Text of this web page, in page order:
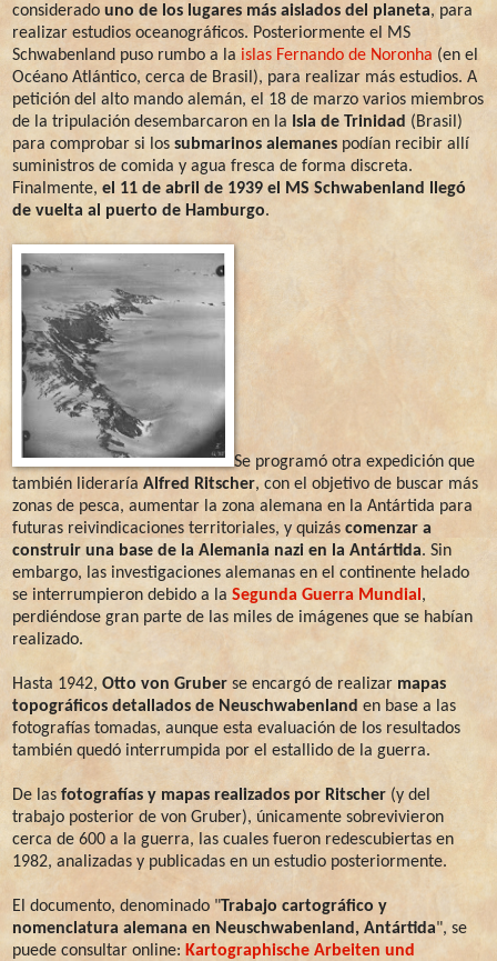
considerado uno de los lugares más aislados del planeta, para
realizar estudios oceanográficos. Posteriormente el MS
Schwabenland puso rumbo a la islas Fernando de Noronha (en el
Océano Atlántico, cerca de Brasil), para realizar más estudios. A
petición del alto mando alemán, el 18 de marzo varios miembros
de la tripulación desembarcaron en la Isla de Trinidad (Brasil)
para comprobar si los submarinos alemanes podían recibir allí
suministros de comida y agua fresca de forma discreta.
Finalmente, el 11 de abril de 1939 el MS Schwabenland llegó
de vuelta al puerto de Hamburgo.
Se programó otra expedición que
también lideraría Alfred Ritscher, con el objetivo de buscar más
zonas de pesca, aumentar la zona alemana en la Antártida para
futuras reivindicaciones territoriales, y quizás comenzar a
construir una base de la Alemania nazi en la Antártida. Sin
embargo, las investigaciones alemanas en el continente helado
se interrumpieron debido a la Segunda Guerra Mundial ,
perdiéndose gran parte de las miles de imágenes que se habían
realizado.
Hasta 1942, Otto von Gruber se encargó de realizar mapas
topográficos detallados de Neuschwabenland en base a las
fotografías tomadas, aunque esta evaluación de los resultados
también quedó interrumpida por el estallido de la guerra.
De las fotografías y mapas realizados por Ritscher (y del
trabajo posterior de von Gruber), únicamente sobrevivieron
cerca de 600 a la guerra, las cuales fueron redescubiertas en
1982, analizadas y publicadas en un estudio posteriormente.
El documento, denominado "Trabajo cartográfico y
nomenclatura alemana en Neuschwabenland, Antártida", se
puede consultar online: Kartographische Arbeiten und